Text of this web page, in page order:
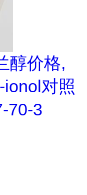
醇价格,
对照
70-3